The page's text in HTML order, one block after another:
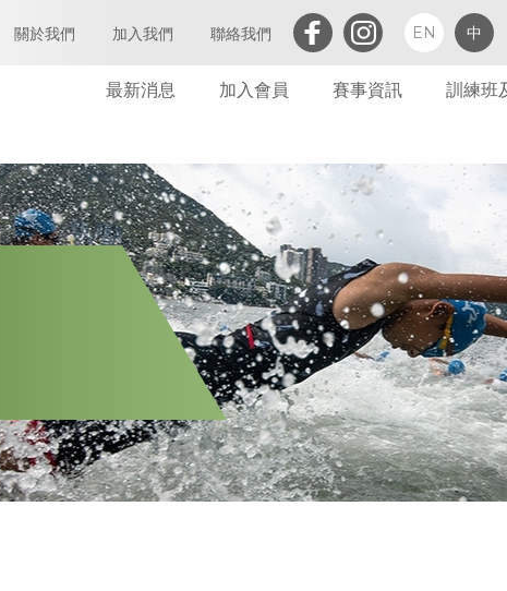
關於我們
會章 定義及闡析
委員會
委員會會議
財務
告示
其他
亞洲三項鐵人
財務報告(康文署體育資助計劃)
防止性騷擾政策及指引
保護兒童政策及指引
加入我們 聯絡我們 EN 中
最新消息 加入會員
個人會員
屬會註冊
賽事資訊
賽事
三項
海外賽
比賽
比賽
週年
比賽
訓練班